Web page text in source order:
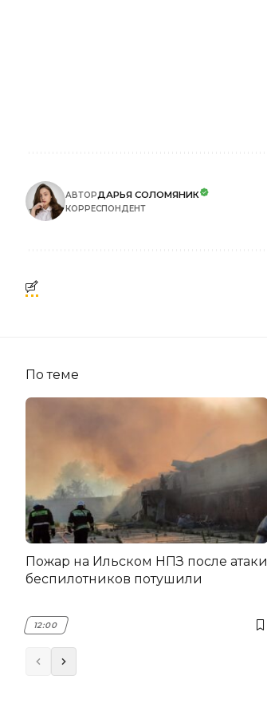
АВТОРДАРЬЯ СОЛОМЯНИК
КОРРЕСПОНДЕНТ
По теме
Пожар на Ильском НПЗ после атаки
беспилотников потушили
12:00